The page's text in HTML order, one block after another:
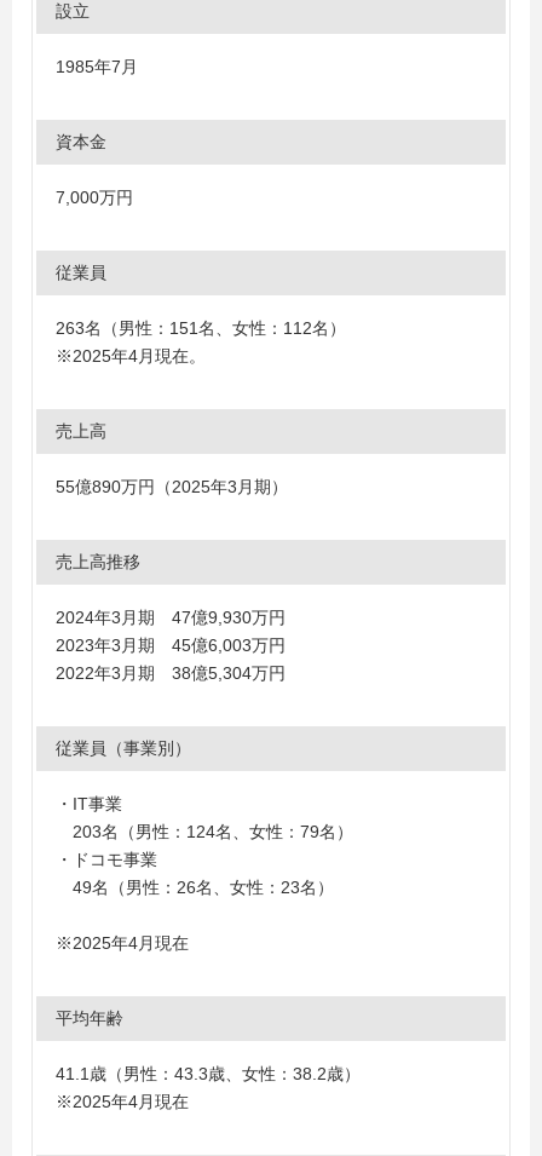
設立
1985年7月
資本金
7,000万円
従業員
263名（男性：151名、女性：112名）
※2025年4月現在。
売上高
55億890万円（2025年3月期）
売上高推移
2024年3月期 47億9,930万円
2023年3月期 45億6,003万円
2022年3月期 38億5,304万円
従業員（事業別）
・IT事業
203名（男性：124名、女性：79名）
・ドコモ事業
49名（男性：26名、女性：23名）
※2025年4月現在
平均年齢
41.1歳（男性：43.3歳、女性：38.2歳）
※2025年4月現在